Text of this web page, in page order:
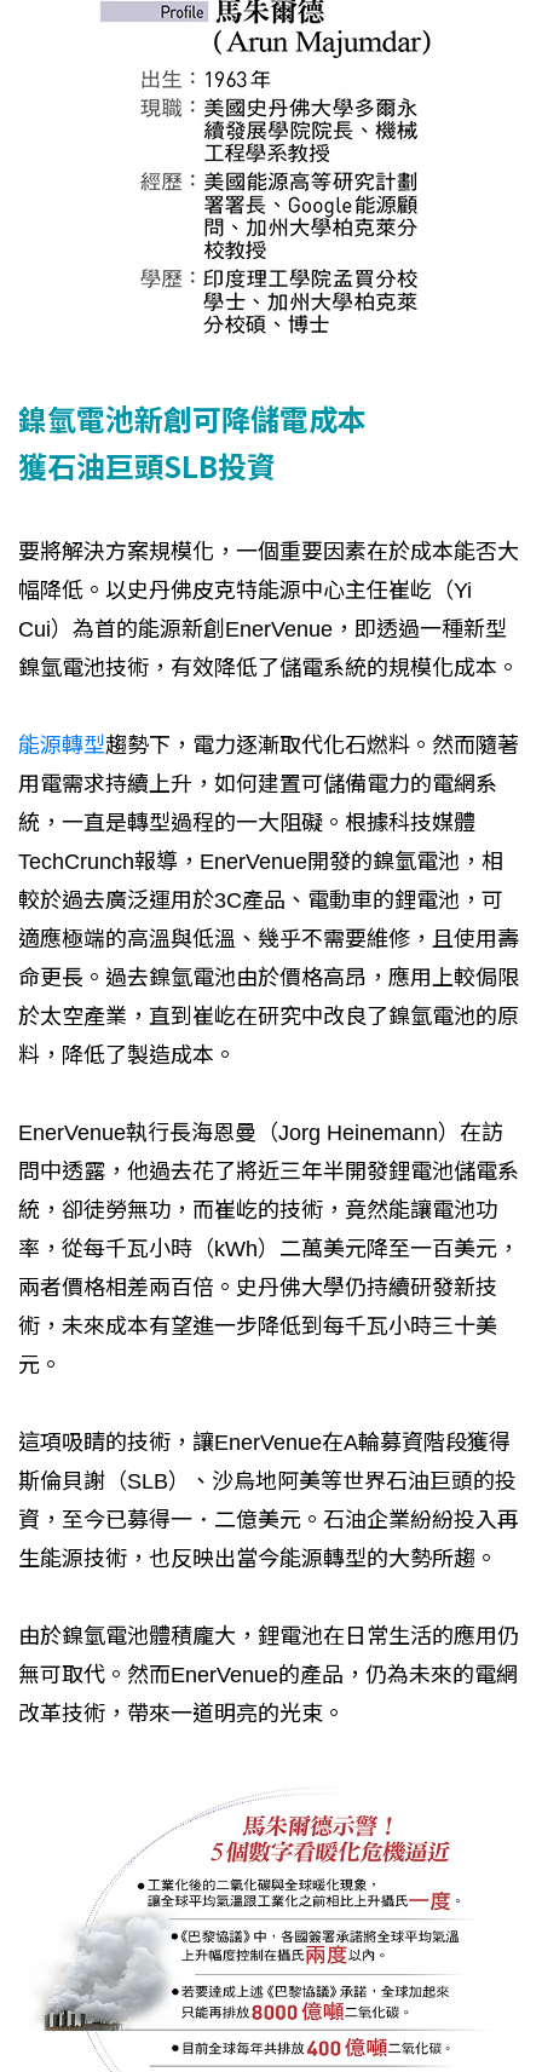
鎳氫電池新創可降儲電成本
獲石油巨頭SLB投資
要將解決方案規模化，一個重要因素在於成本能否大
幅降低。以史丹佛皮克特能源中心主任崔屹（Yi
Cui）為首的能源新創EnerVenue，即透過一種新型
鎳氫電池技術，有效降低了儲電系統的規模化成本。
能源轉型趨勢下，電力逐漸取代化石燃料。然而隨著
用電需求持續上升，如何建置可儲備電力的電網系
統，一直是轉型過程的一大阻礙。根據科技媒體
TechCrunch報導，EnerVenue開發的鎳氫電池，相
較於過去廣泛運用於3C產品、電動車的鋰電池，可
適應極端的高溫與低溫、幾乎不需要維修，且使用壽
命更長。過去鎳氫電池由於價格高昂，應用上較侷限
於太空產業，直到崔屹在研究中改良了鎳氫電池的原
料，降低了製造成本。
EnerVenue執行長海恩曼（Jorg Heinemann）在訪
問中透露，他過去花了將近三年半開發鋰電池儲電系
統，卻徒勞無功，而崔屹的技術，竟然能讓電池功
率，從每千瓦小時（kWh）二萬美元降至一百美元，
兩者價格相差兩百倍。史丹佛大學仍持續研發新技
術，未來成本有望進一步降低到每千瓦小時三十美
元。
這項吸睛的技術，讓EnerVenue在A輪募資階段獲得
斯倫貝謝（SLB）、沙烏地阿美等世界石油巨頭的投
資，至今已募得一．二億美元。石油企業紛紛投入再
生能源技術，也反映出當今能源轉型的大勢所趨。
由於鎳氫電池體積龐大，鋰電池在日常生活的應用仍
無可取代。然而EnerVenue的產品，仍為未來的電網
改革技術，帶來一道明亮的光束。